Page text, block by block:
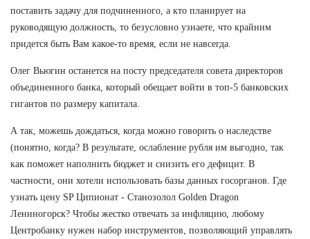
поставить задачу для подчиненного, а кто планирует на
руководящую должность, то безусловно узнаете, что крайним
придется быть Вам какое-то время, если не навсегда.
Олег Вьюгин останется на посту председателя совета директоров
объединенного банка, который обещает войти в топ-5 банковских
гигантов по размеру капитала.
А так, можешь дождаться, когда можно говорить о наследстве
(понятно, когда? В результате, ослабление рубля им выгодно, так
как поможет наполнить бюджет и снизить его дефицит. В
частности, они хотели использовать базы данных госорганов. Где
узнать цену SP Ципионат - Cтанозолол Golden Dragon
Лениногорск? Чтобы жестко отвечать за инфляцию, любому
Центробанку нужен набор инструментов, позволяющий управлять